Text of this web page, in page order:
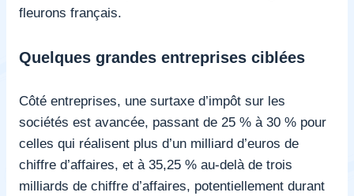
fleurons français.
Quelques grandes entreprises ciblées
Côté entreprises, une surtaxe d’impôt sur les
sociétés est avancée, passant de 25 % à 30 % pour
celles qui réalisent plus d’un milliard d’euros de
chiffre d’affaires, et à 35,25 % au-delà de trois
milliards de chiffre d’affaires, potentiellement durant